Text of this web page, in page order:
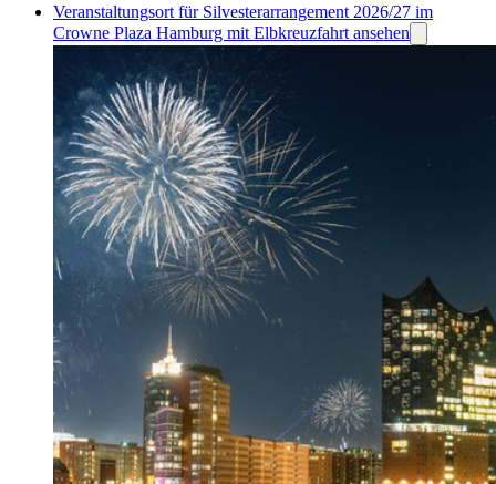
Veranstaltungsort für Silvesterarrangement 2026/27 im
Crowne Plaza Hamburg mit Elbkreuzfahrt ansehen